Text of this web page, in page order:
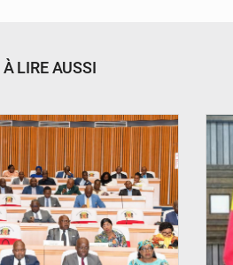
À LIRE AUSSI